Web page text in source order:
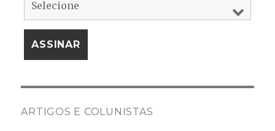
ARTIGOS E COLUNISTAS